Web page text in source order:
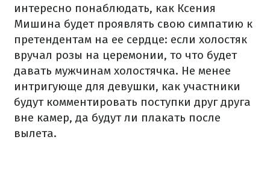
интересно понаблюдать, как Ксения
Мишина будет проявлять свою симпатию к
претендентам на ее сердце: если холостяк
вручал розы на церемонии, то что будет
давать мужчинам холостячка. Не менее
интригующе для девушки, как участники
будут комментировать поступки друг друга
вне камер, да будут ли плакать после
вылета.